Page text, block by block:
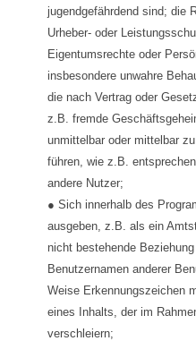
jugendgefährdend sind; die
Urheber- oder
Eigentumsrechte oder
insbesondere unwahre
die nach Vertrag oder
z.B. fremde
unmittelbar oder mittelbar
führen, wie z.B.
andere Nutzer;
● Sich innerhalb des
ausgeben, z.B. als ein
nicht bestehende
Benutzernamen anderer
Weise Erkennungszeichen
eines Inhalts, der im
verschleiern;